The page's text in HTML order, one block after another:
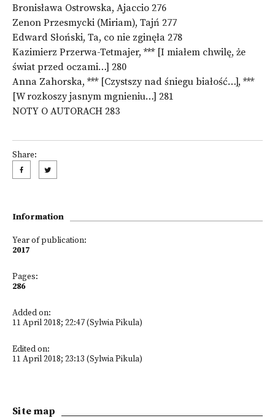
Bronisława Ostrowska, Ajaccio 276
Zenon Przesmycki (Miriam), Tajń 277
Edward Słoński, Ta, co nie zginęła 278
Kazimierz Przerwa-Tetmajer, *** [I miałem chwilę, że
świat przed oczami…] 280
Anna Zahorska, *** [Czystszy nad śniegu białość…], ***
[W rozkoszy jasnym mgnieniu…] 281
NOTY O AUTORACH 283
Share:
Information
Year of publication:
2017
Pages:
286
Added on:
11 April 2018; 22:47 (Sylwia Pikula)
Edited on:
11 April 2018; 23:13 (Sylwia Pikula)
Site map